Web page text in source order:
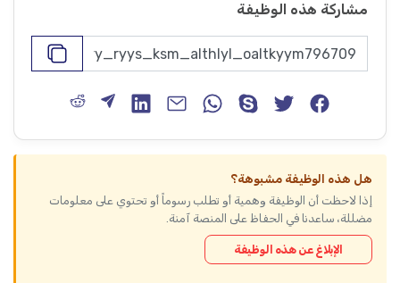
مشاركة هذه الوظيفة
هل هذه الوظيفة مشبوهة؟
إذا لاحظت أن الوظيفة وهمية أو تطلب رسوماً أو تحتوي على معلومات
مضللة، ساعدنا في الحفاظ على المنصة آمنة.
الإبلاغ عن هذه الوظيفة